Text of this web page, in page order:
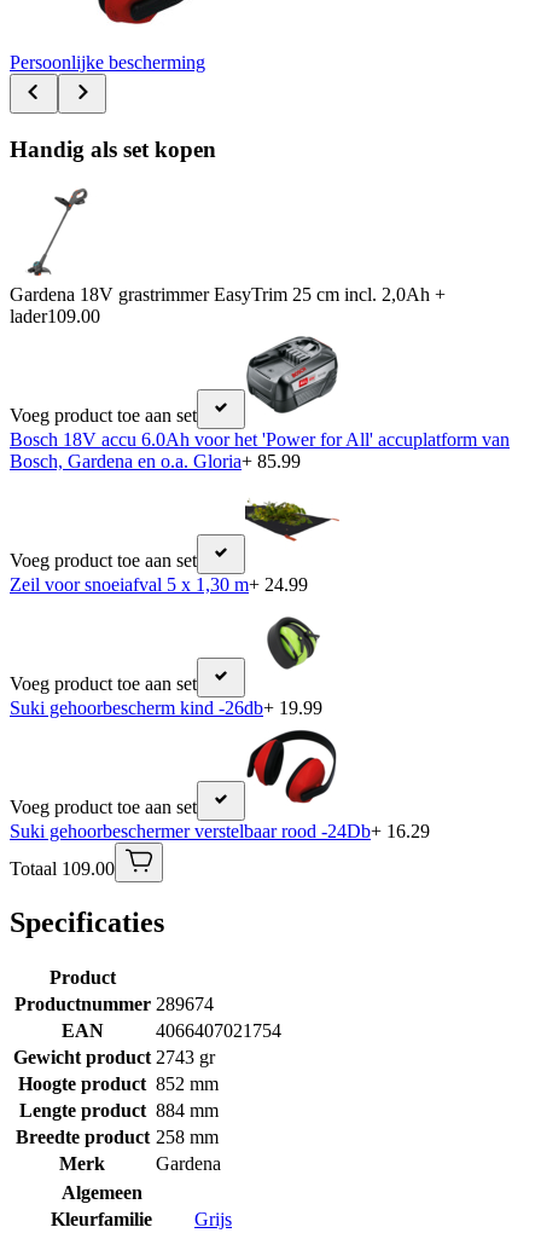
Persoonlijke bescherming
Handig als set kopen
Gardena 18V grastrimmer EasyTrim 25 cm incl. 2,0Ah +
lader109.00
Voeg product toe aan set
Bosch 18V accu 6.0Ah voor het 'Power for All' accuplatform van
Bosch, Gardena en o.a. Gloria+ 85.99
Voeg product toe aan set
Zeil voor snoeiafval 5 x 1,30 m+ 24.99
Voeg product toe aan set
Suki gehoorbescherm kind -26db+ 19.99
Voeg product toe aan set
Suki gehoorbeschermer verstelbaar rood -24Db+ 16.29
Totaal 109.00
Specificaties
Product
Productnummer 289674
EAN
4066407021754
Gewicht product 2743 gr
Hoogte product 852 mm
Lengte product 884 mm
Breedte product 258 mm
Merk
Gardena
Algemeen
Kleurfamilie
Grijs